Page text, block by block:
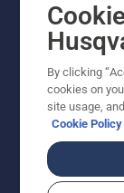
©
pubblicati si
impegnativi,
By clicking
cookies on
site usage,
Cookie Policy